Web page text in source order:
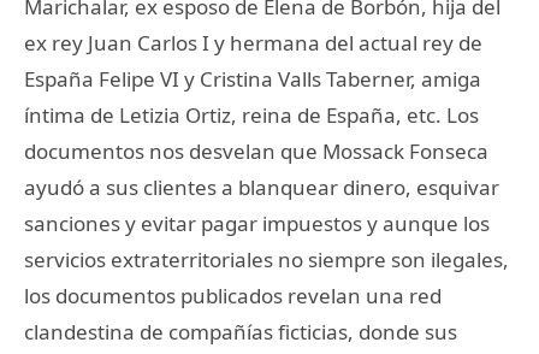
Marichalar, ex esposo de Elena de Borbón, hija del
ex rey Juan Carlos I y hermana del actual rey de
España Felipe VI y Cristina Valls Taberner, amiga
íntima de Letizia Ortiz, reina de España, etc. Los
documentos nos desvelan que Mossack Fonseca
ayudó a sus clientes a blanquear dinero, esquivar
sanciones y evitar pagar impuestos y aunque los
servicios extraterritoriales no siempre son ilegales,
los documentos publicados revelan una red
clandestina de compañías ficticias, donde sus